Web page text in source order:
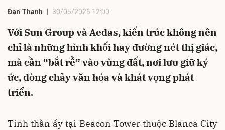
Đan Thanh 30/05/2026 12:00
Với Sun Group và Aedas, kiến trúc không nên
chỉ là những hình khối hay đường nét thị giác,
mà cần “bắt rễ” vào vùng đất, nơi lưu giữ ký
ức, dòng chảy văn hóa và khát vọng phát
triển.
Tinh thần ấy tại Beacon Tower thuộc Blanca City
Hủy